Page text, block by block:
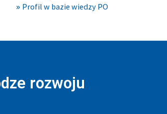
Profil w bazie wiedzy PO
rozwoju